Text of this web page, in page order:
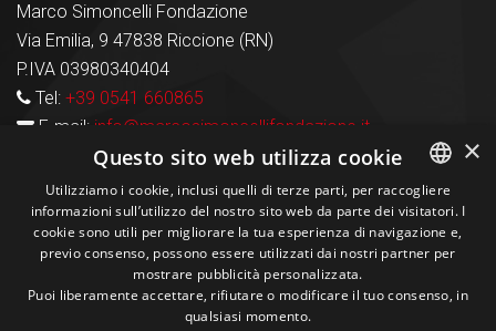
Marco Simoncelli Fondazione
Via Emilia, 9 47838 Riccione (RN)
P.IVA 03980340404
Tel: +39 0541 660865
E-mail: info@marcosimoncellifondazione.it
Carte Accettate
Seguici sui social
ITALIAN
ENGLISH
×
Questo sito web utilizza cookie
Utilizziamo i cookie, inclusi quelli di terze parti, per raccogliere
informazioni sull’utilizzo del nostro sito web da parte dei visitatori. I
cookie sono utili per migliorare la tua esperienza di navigazione e,
previo consenso, possono essere utilizzati dai nostri partner per
mostrare pubblicità personalizzata.
Puoi liberamente accettare, rifiutare o modificare il tuo consenso, in
qualsiasi momento.